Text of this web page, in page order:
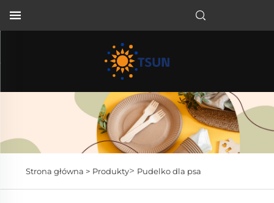
Strona główna > Produkty> Pudelko dla psa